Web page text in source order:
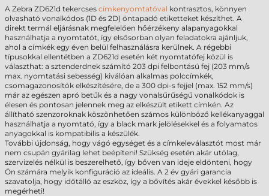
A Zebra ZD621d tekercses címkenyomtatóval kontrasztos, könnyen
olvasható vonalkódos (1D és 2D) öntapadó etiketteket készíthet. A
direkt termál eljárásnak megfelelően hőérzékeny alapanyagokkal
használhatja a nyomtatót, így elsősorban olyan feladatokra ajánljuk,
ahol a címkék egy éven belül felhasználásra kerülnek. A régebbi
típusokkal ellentétben a ZD621d esetén két nyomtatófej közül is
választhat: a sztenderdnek számító 203 dpi felbontású fej (203 mm/s
max. nyomtatási sebesség) kiválóan alkalmas polccímkék,
csomagazonosítók elkészítésére, de a 300 dpi-s fejjel (max. 152 mm/s)
már az egészen apró betűk és a nagy vonalsűrűségű vonalkódok is
élesen és pontosan jelennek meg az elkészült etikett címkén. Az
állítható szenzoroknak köszönhetően számos különböző kellékanyaggal
használhatja a nyomtató, így a black mark jelölésekkel és a folyamatos
anyagokkal is kompatibilis a készülék.
További újdonság, hogy vágó egységet és a címkeleválasztót most már
nem csupán gyárilag lehet beépíteni! Szükség esetén akár utólag,
szervizelés nélkül is beszerelhető, így bőven van ideje eldönteni, hogy
Ön számára melyik konfiguráció az ideális. A 2 év gyári garancia
szavatolja, hogy időtálló az eszköz, így a bővítés akár évekkel később is
megérheti!